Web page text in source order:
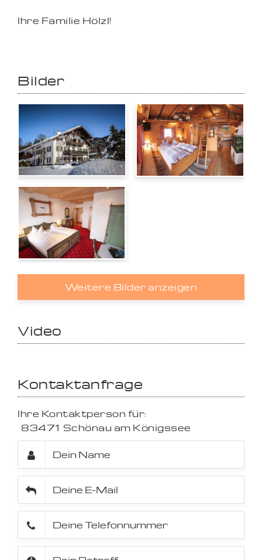
Ihre Familie Hölzl!
Bilder
Weitere Bilder anzeigen
Video
Kontaktanfrage
Ihre Kontaktperson für:
83471 Schönau am Königssee